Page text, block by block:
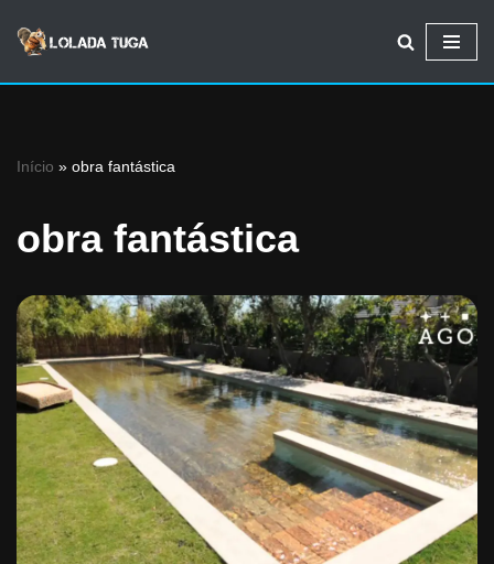
Avançar
Início » obra fantástica
obra fantástica